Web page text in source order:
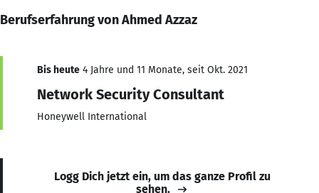
Berufserfahrung von Ahmed Azzaz
Bis heute 4 Jahre und 11 Monate, seit Okt. 2021
Network Security Consultant
Honeywell International
Logg Dich jetzt ein, um das ganze Profil zu
sehen.